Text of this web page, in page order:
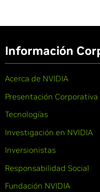
Información
Acerca de NVIDIA
Presentación Corporativa
Tecnologías
Investigación en NVIDIA
Inversionistas
Responsabilidad Social
Fundación NVIDIA